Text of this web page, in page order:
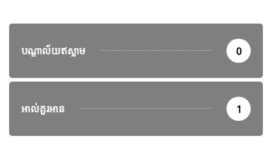
បណ្តាល័យឥស្លាម 0
អាល់គួរអាន 1